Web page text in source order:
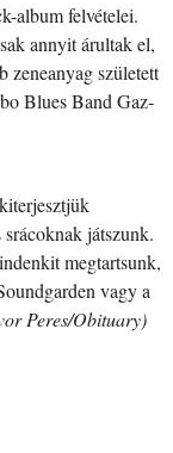
album felvételei.
annyit árultak el,
zeneanyag született
Blues Band Gaz­
srácoknak játszunk.
megtartsunk,
vagy a
Peres/Obituary)